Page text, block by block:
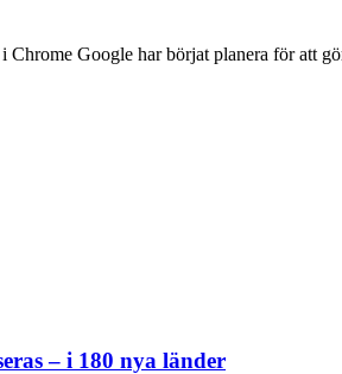
Google har börjat planera för att
– i 180 nya länder